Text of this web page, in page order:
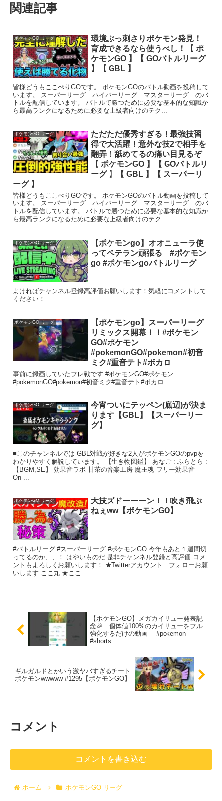
関連記事
ポケモンGO リーグ
環境ぶっ刺さりポケモン発見！
育成できるなら使うべし！【 ポ
ケモンGO 】【 GOバトルリーグ
】【 GBL 】
皆様どうもここぺりGOです。 ポケモンGOのバトル動画を投稿して
います。 スーパーリーグ ハイパーリーグ マスターリーグ のバ
トルを配信しています。 バトルで勝つために必要な基本的な知識か
ら最高ランクになるために必要な上級者向けのテク...
ポケモンGO リーグ
ただただ優秀すぎる！最強技習
得で大活躍！意外な技2で相手を
翻弄！舐めてるの痛い目見るぞ
【 ポケモンGO 】【 GOバトルリ
ーグ 】【 GBL 】【 スーパーリ
ーグ 】
皆様どうもここぺりGOです。 ポケモンGOのバトル動画を投稿して
います。 スーパーリーグ ハイパーリーグ マスターリーグ のバ
トルを配信しています。 バトルで勝つために必要な基本的な知識か
ら最高ランクになるために必要な上級者向けのテク...
ポケモンGO リーグ
【ポケモンgo】オオニューラ使
ってベテラン頑張る #ポケモン
go #ポケモンgoバトルリーグ
よければチャンネル登録高評価お願いします！気軽にコメントして
ください！
ポケモンGO リーグ
【ポケモンgo】スーパーリーグ
リミックス開幕！！#ポケモン
GO#ポケモン
#pokemonGO#pokemon#初音
ミク#重音テト#ボカロ
事前に録画していたフレ戦です #ポケモンGO#ポケモン
#pokemonGO#pokemon#初音ミク#重音テト#ボカロ
ポケモンGO リーグ
今宵ついにテッペン(底辺)が決ま
ります【GBL】【スーパーリー
グ】
■このチャンネルでは GBL対戦が好きな2人がポケモンGOのpvpを
わかりやすく解説しています。 【生き物図鑑】 あなご : ふらとら :
【BGM,SE】 効果音ラボ ​ 甘茶の音楽工房 ​ 魔王魂 ​ フリー効果音
On-...
ポケモンGO リーグ
大技ズドーーーン！！吹き飛ぶ
ねぇww【ポケモンGO】
#バトルリーグ #スーパーリーグ #ポケモンGO 今年もあと１週間切
ってるのか、、！ はやいものだ 是非チャンネル登録と高評価 コメ
ントもよろしくお願いします！ ★Twitterアカウント フォローお願
いします ここ丸 ★ここ...
【ポケモンGO】メガカイリュー発表記
念🎉 個体値100%のカイリューをフル
強化するだけの動画 #pokemon
#shorts
ギルガルドとかいう激ヤバすぎるチート
ポケモンwwwww #1295【ポケモンGO】
コメント
コメントを書き込む
ホーム ポケモンGO リーグ